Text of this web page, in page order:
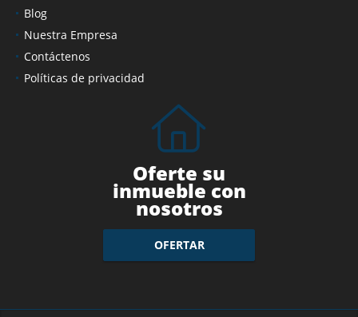
Blog
Nuestra Empresa
Contáctenos
Políticas de privacidad
Oferte su
inmueble con
nosotros
OFERTAR